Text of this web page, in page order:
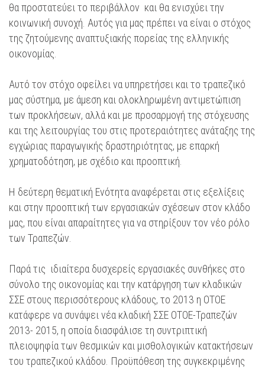
θα προστατεύει το περιβάλλον και θα ενισχύει την
κοινωνική συνοχή. Αυτός για μας πρέπει να είναι ο στόχος
της ζητούμενης αναπτυξιακής πορείας της ελληνικής
οικονομίας.
Αυτό τον στόχο οφείλει να υπηρετήσει και το τραπεζικό
μας σύστημα, με άμεση και ολοκληρωμένη αντιμετώπιση
των προκλήσεων, αλλά και με προσαρμογή της στόχευσης
και της λειτουργίας του στις προτεραιότητες ανάταξης της
εγχώριας παραγωγικής δραστηριότητας, με επαρκή
χρηματοδότηση, με σχέδιο και προοπτική.
Η δεύτερη θεματική Ενότητα αναφέρεται στις εξελίξεις
και στην προοπτική των εργασιακών σχέσεων στον κλάδο
μας, που είναι απαραίτητες για να στηρίξουν τον νέο ρόλο
των Τραπεζών.
Παρά τις ιδιαίτερα δυσχερείς εργασιακές συνθήκες στο
σύνολο της οικονομίας και την κατάργηση των κλαδικών
ΣΣΕ στους περισσότερους κλάδους, το 2013 η ΟΤΟΕ
κατάφερε να συνάψει νέα κλαδική ΣΣΕ ΟΤΟΕ-Τραπεζών
2013- 2015, η οποία διασφάλισε τη συντριπτική
πλειοψηφία των θεσμικών και μισθολογικών κατακτήσεων
του τραπεζικού κλάδου. Προϋπόθεση της συγκεκριμένης